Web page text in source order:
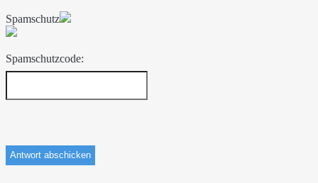
Spamschutz
Spamschutzcode: